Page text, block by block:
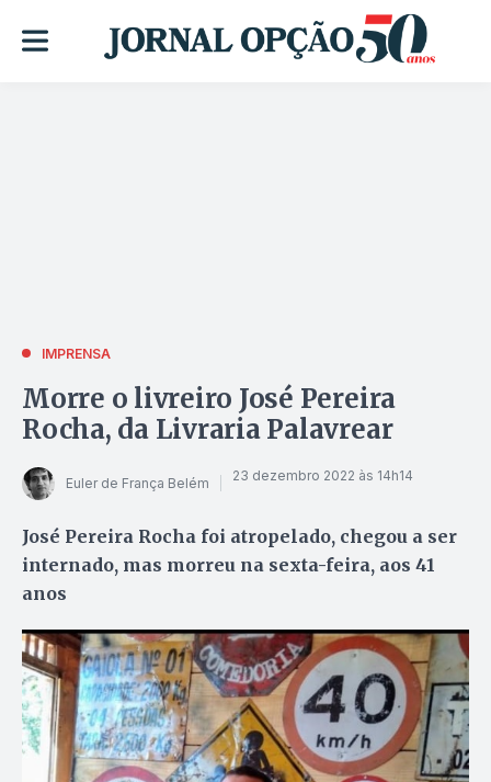
IMPRENSA
Morre o livreiro José Pereira
Rocha, da Livraria Palavrear
Euler de França Belém 23 dezembro 2022 às 14h14
José Pereira Rocha foi atropelado, chegou a ser
internado, mas morreu na sexta-feira, aos 41
anos